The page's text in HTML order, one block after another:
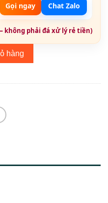
Gọi ngay Chat Zalo
không phải đá xử lý rẻ tiền)
- Natural Sapphire 182245
hàng